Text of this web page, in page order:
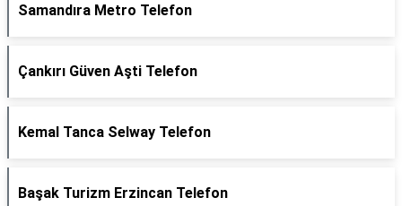
Samandıra Metro Telefon
Çankırı Güven Aşti Telefon
Kemal Tanca Selway Telefon
Başak Turizm Erzincan Telefon